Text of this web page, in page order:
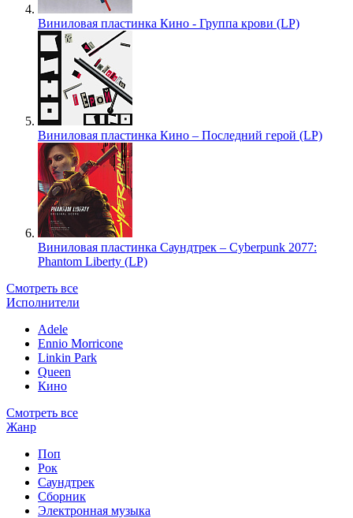
Виниловая пластинка Кино - Группа крови (LP)
Виниловая пластинка Кино – Последний герой (LP)
Виниловая пластинка Саундтрек – Cyberpunk 2077:
Phantom Liberty (LP)
Смотреть все
Исполнители
Adele
Ennio Morricone
Linkin Park
Queen
Кино
Смотреть все
Жанр
Поп
Рок
Саундтрек
Сборник
Электронная музыка